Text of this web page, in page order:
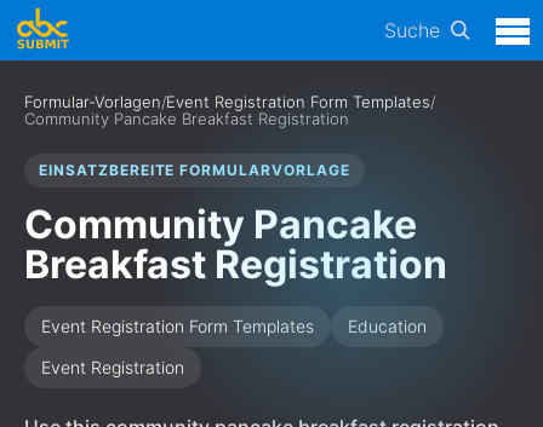
Suche
Formular-Vorlagen/Event Registration Form Templates/
Community Pancake Breakfast Registration
EINSATZBEREITE FORMULARVORLAGE
Community Pancake
Breakfast Registration
Event Registration Form Templates
Education
Event Registration